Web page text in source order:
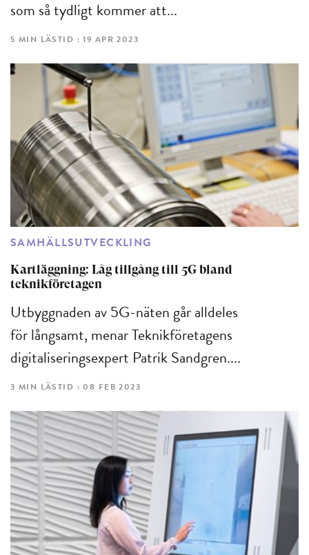
som så tydligt kommer att...
5 MIN LÄSTID : 19 APR 2023
SAMHÄLLSUTVECKLING
Kartläggning: Låg tillgång till 5G bland
teknikföretagen
Utbyggnaden av 5G-näten går alldeles
för långsamt, menar Teknikföretagens
digitaliseringsexpert Patrik Sandgren....
3 MIN LÄSTID : 08 FEB 2023